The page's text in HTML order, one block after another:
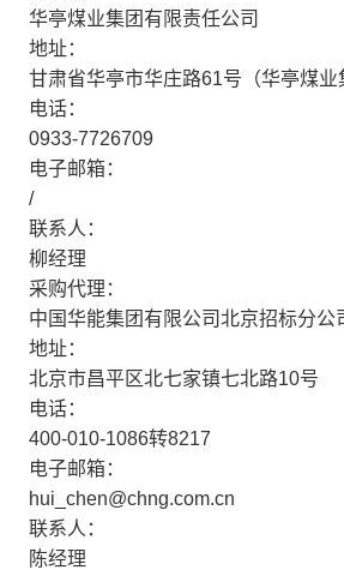
华亭煤业集团有限责任公司
地址：
甘肃省华亭市华庄路61号（华亭煤业
电话：
0933-7726709
电子邮箱：
/
联系人：
柳经理
采购代理：
中国华能集团有限公司北京招标分公
地址：
北京市昌平区北七家镇七北路10号
电话：
400-010-1086转8217
电子邮箱：
hui_chen@chng.com.cn
联系人：
陈经理